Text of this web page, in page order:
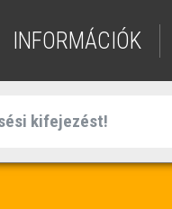
INFORMÁCIÓK